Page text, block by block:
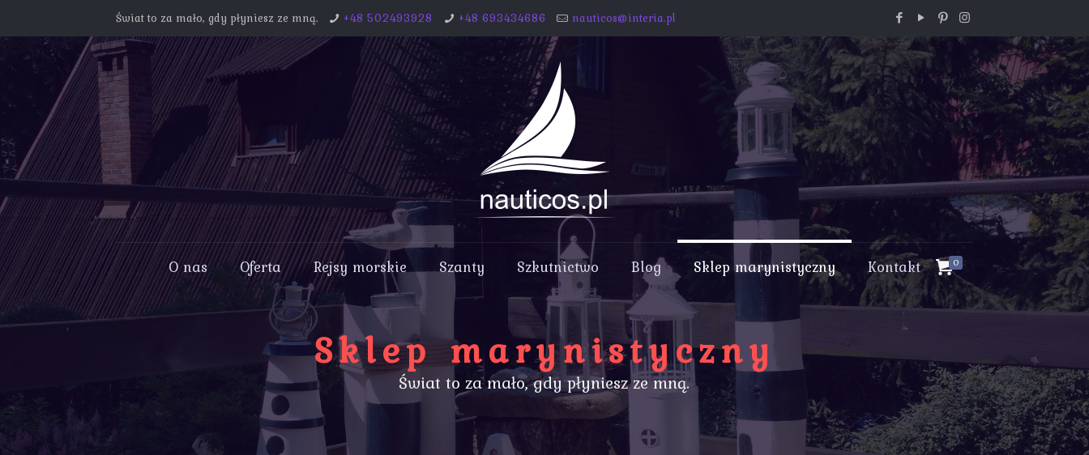
Świat to za mało, gdy płyniesz ze mną. +48 502493928 +48 693434686 nauticos@interia.pl
O nas Oferta Rejsy morskie Szanty Szkutnictwo Blog Sklep marynistyczny Kontakt 0
Sklep marynistyczny
Świat to za mało, gdy płyniesz ze mną.